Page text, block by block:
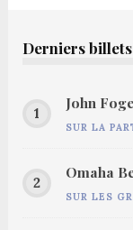
Derniers billets
John
SUR LA
Omaha
SUR LES